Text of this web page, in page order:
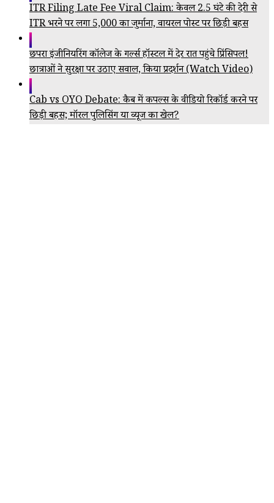
ITR Filing Late Fee Viral Claim: केवल 2.5 घंटे की देरी से
ITR भरने पर लगा ₹5,000 का जुर्माना, वायरल पोस्ट पर छिड़ी बहस
छपरा इंजीनियरिंग कॉलेज के गर्ल्स हॉस्टल में देर रात पहुंचे प्रिंसिपल!
छात्राओं ने सुरक्षा पर उठाए सवाल, किया प्रदर्शन (Watch Video)
Cab vs OYO Debate: कैब में कपल्स के वीडियो रिकॉर्ड करने पर
छिड़ी बहस; मॉरल पुलिसिंग या व्यूज का खेल?